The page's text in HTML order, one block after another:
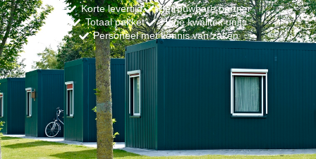
Korte levertijd
Betrouwbare partner
Totaal pakket
Hoge kwaliteit units
Personeel met kennis van zaken